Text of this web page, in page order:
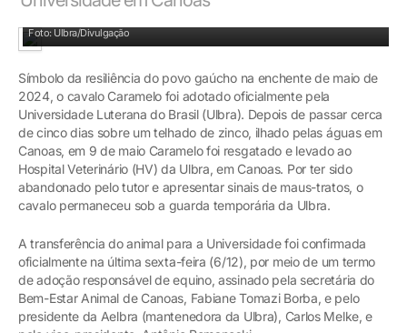
Foto: Ulbra/Divulgação
Símbolo da resiliência do povo gaúcho na enchente de maio de
2024, o cavalo Caramelo foi adotado oficialmente pela
Universidade Luterana do Brasil (Ulbra). Depois de passar cerca
de cinco dias sobre um telhado de zinco, ilhado pelas águas em
Canoas, em 9 de maio Caramelo foi resgatado e levado ao
Hospital Veterinário (HV) da Ulbra, em Canoas. Por ter sido
abandonado pelo tutor e apresentar sinais de maus-tratos, o
cavalo permaneceu sob a guarda temporária da Ulbra.
A transferência do animal para a Universidade foi confirmada
oficialmente na última sexta-feira (6/12), por meio de um termo
de adoção responsável de equino, assinado pela secretária do
Bem-Estar Animal de Canoas, Fabiane Tomazi Borba, e pelo
presidente da Aelbra (mantenedora da Ulbra), Carlos Melke, e